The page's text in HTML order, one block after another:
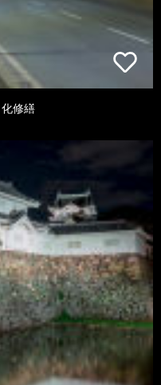
修繕